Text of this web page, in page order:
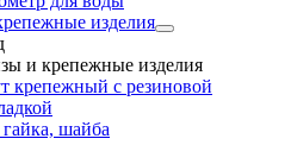
изделия
и крепежные изделия
крепежный с резиновой
гайка, шайба